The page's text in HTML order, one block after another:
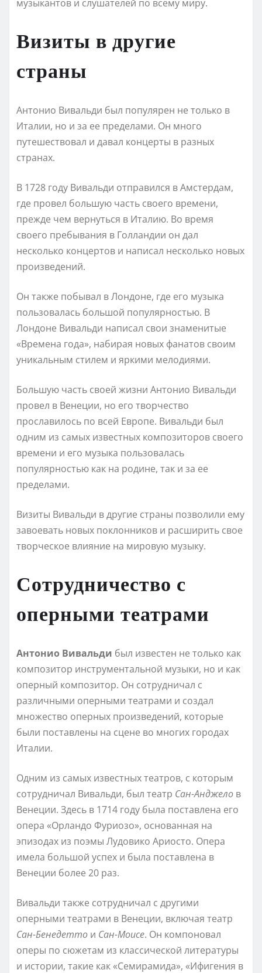
музыкантов и слушателей по всему миру.
Визиты в другие
страны
Антонио Вивальди был популярен не только в
Италии, но и за ее пределами. Он много
путешествовал и давал концерты в разных
странах.
В 1728 году Вивальди отправился в Амстердам,
где провел большую часть своего времени,
прежде чем вернуться в Италию. Во время
своего пребывания в Голландии он дал
несколько концертов и написал несколько новых
произведений.
Он также побывал в Лондоне, где его музыка
пользовалась большой популярностью. В
Лондоне Вивальди написал свои знаменитые
«Времена года», набирая новых фанатов своим
уникальным стилем и яркими мелодиями.
Большую часть своей жизни Антонио Вивальди
провел в Венеции, но его творчество
прославилось по всей Европе. Вивальди был
одним из самых известных композиторов своего
времени и его музыка пользовалась
популярностью как на родине, так и за ее
пределами.
Визиты Вивальди в другие страны позволили ему
завоевать новых поклонников и расширить свое
творческое влияние на мировую музыку.
Сотрудничество с
оперными театрами
Антонио Вивальди был известен не только как
композитор инструментальной музыки, но и как
оперный композитор. Он сотрудничал с
различными оперными театрами и создал
множество оперных произведений, которые
были поставлены на сцене во многих городах
Италии.
Одним из самых известных театров, с которым
сотрудничал Вивальди, был театр Сан-Анджело в
Венеции. Здесь в 1714 году была поставлена его
опера «Орландо Фуриозо», основанная на
эпизодах из поэмы Лудовико Ариосто. Опера
имела большой успех и была поставлена в
Венеции более 20 раз.
Вивальди также сотрудничал с другими
оперными театрами в Венеции, включая театр
Сан-Бенедетто и Сан-Моисе. Он компоновал
оперы по сюжетам из классической литературы
и истории, такие как «Семирамида», «Ифигения в